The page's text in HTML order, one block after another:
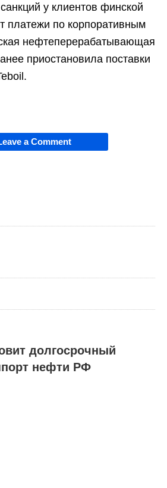
у клиентов финской
платежи по корпоративным
нефтеперерабатывающая
приостановила поставки
a Comment
долгосрочный
нефти РФ